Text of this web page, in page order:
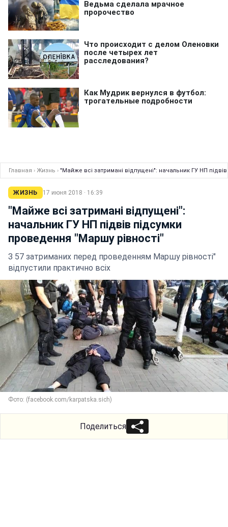
Главная › Жизнь › "Майже всі затримані відпущені": начальник ГУ НП
ЖИЗНЬ 17 июня 2018 · 16:39
"Майже всі затримані відпущені":
начальник ГУ НП підвів підсумки
проведення "Маршу рівності"
З 57 затриманих перед проведенням Маршу рівності"
відпустили практично всіх
Фото: (facebook.com/karpatska.sich)
Поделиться